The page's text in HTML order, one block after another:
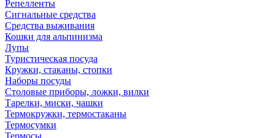
Репелленты
Сигнальные средства
Средства выживания
Кошки для альпинизма
Лупы
Туристическая посуда
Кружки, стаканы, стопки
Наборы посуды
Столовые приборы, ложки, вилки
Тарелки, миски, чашки
Термокружки, термостаканы
Термосумки
Термосы